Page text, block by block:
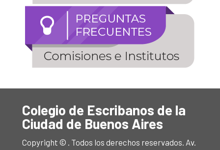
Colegio de Escribanos de la
Ciudad de Buenos Aires
Copyright © . Todos los derechos reservados. Av.